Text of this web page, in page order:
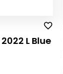
L Blue